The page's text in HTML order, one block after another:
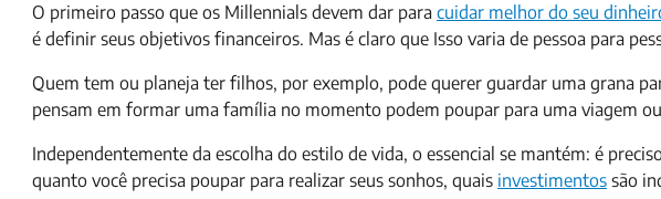
O primeiro passo que os Millennials devem dar para cuidar melhor do seu
é definir seus objetivos financeiros. Mas é claro que Isso varia de pessoa para
Quem tem ou planeja ter filhos, por exemplo, pode querer guardar uma grana
pensam em formar uma família no momento podem poupar para uma viagem
Independentemente da escolha do estilo de vida, o essencial se mantém: é
quanto você precisa poupar para realizar seus sonhos, quais investimentos são